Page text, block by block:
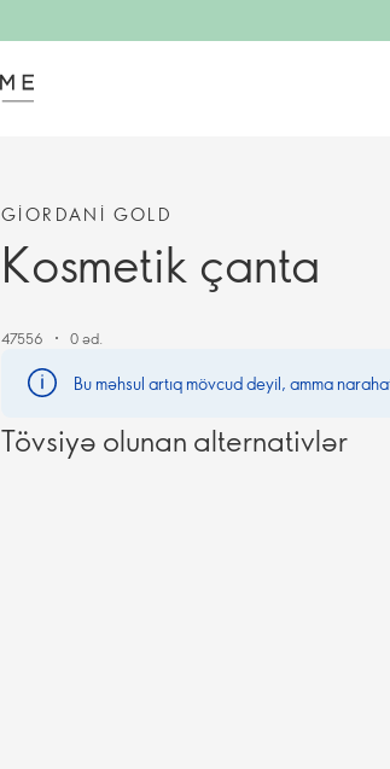
GIORDANI GOLD
Kosmetik çanta
47556 0 əd.
Bu məhsul artıq mövcud deyil, amma
Tövsiyə olunan alternativlər